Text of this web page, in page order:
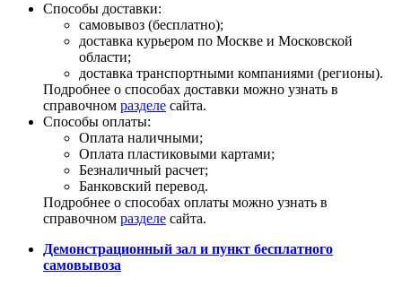
Способы доставки:
самовывоз (бесплатно);
доставка курьером по Москве и Московской
области;
доставка транспортными компаниями (регионы).
Подробнее о способах доставки можно узнать в
справочном разделе сайта.
Способы оплаты:
Оплата наличными;
Оплата пластиковыми картами;
Безналичный расчет;
Банковский перевод.
Подробнее о способах оплаты можно узнать в
справочном разделе сайта.
Демонстрационный зал и пункт бесплатного
самовывоза